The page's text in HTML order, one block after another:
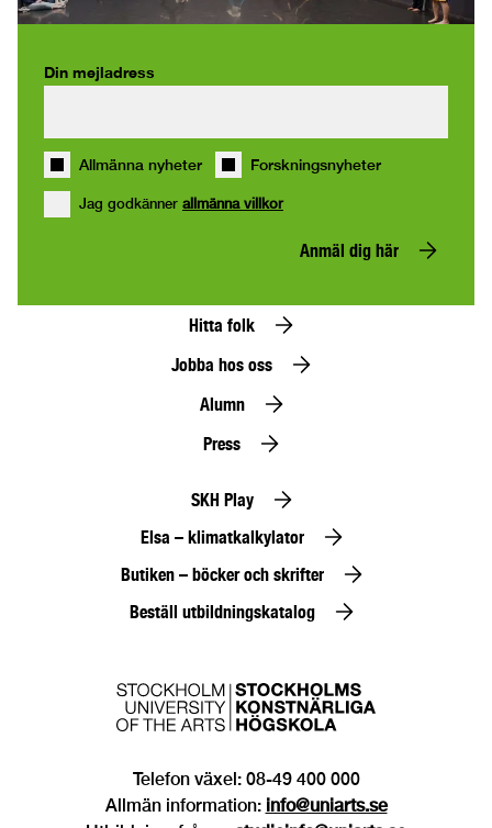
Din mejladress
Allmänna nyheter Forskningsnyheter
Jag godkänner allmänna villkor
Anmäl dig här
Hitta folk
Jobba hos oss
Alumn
Press
SKH Play
Elsa – klimatkalkylator
Butiken – böcker och skrifter
Beställ utbildningskatalog
Telefon växel: 08-49 400 000
Allmän information: info@uniarts.se